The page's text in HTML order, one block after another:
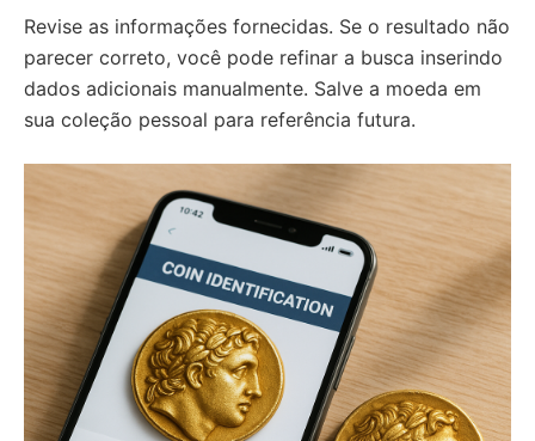
Revise as informações fornecidas. Se o resultado não
parecer correto, você pode refinar a busca inserindo
dados adicionais manualmente. Salve a moeda em
sua coleção pessoal para referência futura.